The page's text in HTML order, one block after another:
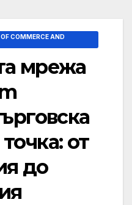
COMMERCE AND
мрежа
от
до